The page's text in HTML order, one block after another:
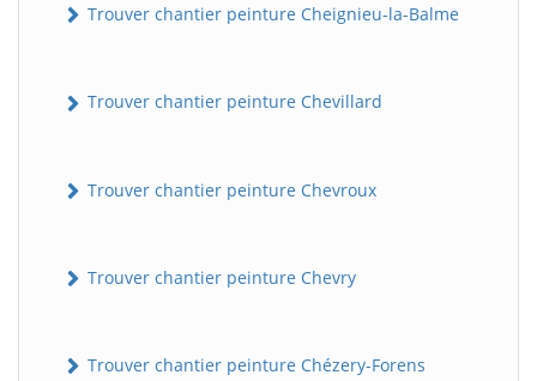
Trouver chantier peinture Cheignieu-la-Balme
Trouver chantier peinture Chevillard
Trouver chantier peinture Chevroux
Trouver chantier peinture Chevry
Trouver chantier peinture Chézery-Forens